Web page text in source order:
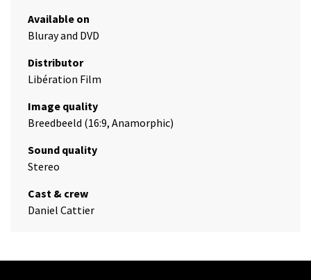
Available on
Bluray and DVD
Distributor
Libération Film
Image quality
Breedbeeld (16:9, Anamorphic)
Sound quality
Stereo
Cast & crew
Daniel Cattier